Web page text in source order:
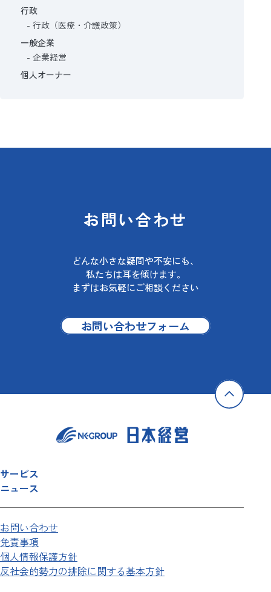
行政
行政（医療・介護政策）
一般企業
企業経営
個人オーナー
お問い合わせ
どんな小さな疑問や不安にも、
私たちは耳を傾けます。
まずはお気軽にご相談ください
お問い合わせフォーム
サービス
ニュース
お問い合わせ
免責事項
個人情報保護方針
反社会的勢力の排除に関する基本方針